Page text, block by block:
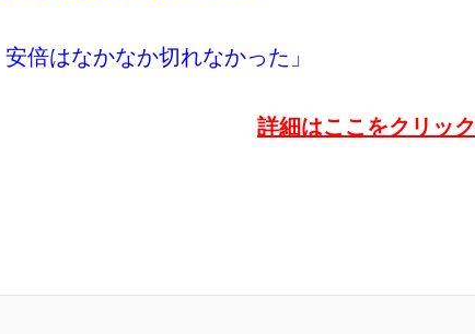
倍はなかなか切れなかった」
詳細はここをクリック